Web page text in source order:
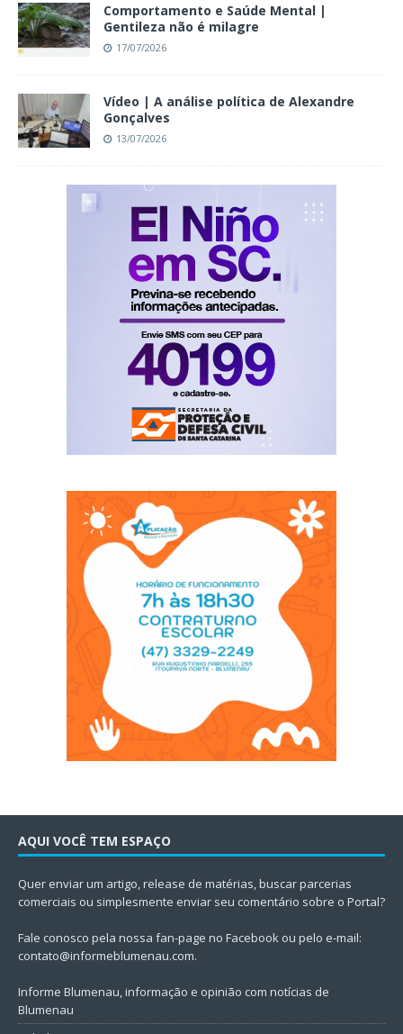
Comportamento e Saúde Mental |
Gentileza não é milagre
17/07/2026
Vídeo | A análise política de Alexandre
Gonçalves
13/07/2026
AQUI VOCÊ TEM ESPAÇO
Quer enviar um artigo, release de matérias, buscar parcerias
comerciais ou simplesmente enviar seu comentário sobre o Portal?
Fale conosco pela nossa fan-page no Facebook ou pelo e-mail:
contato@informeblumenau.com.
Informe Blumenau, informação e opinião com notícias de
Blumenau